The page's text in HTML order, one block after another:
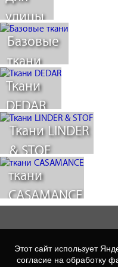
улицы
Базовые
ткани
Ткани
DEDAR
Ткани LINDER
& STOF
ткани
CASAMANCE
Этот сайт использует
согласие на обработку